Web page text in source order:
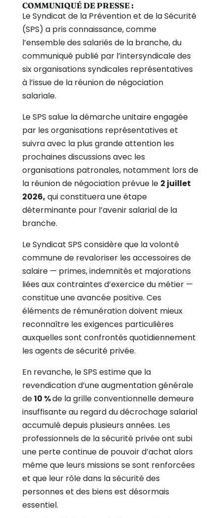
COMMUNIQUÉ DE PRESSE :
Le Syndicat de la Prévention et de la Sécurité
(SPS) a pris connaissance, comme
l’ensemble des salariés de la branche, du
communiqué publié par l’intersyndicale des
six organisations syndicales représentatives
à l’issue de la réunion de négociation
salariale.
Le SPS salue la démarche unitaire engagée
par les organisations représentatives et
suivra avec la plus grande attention les
prochaines discussions avec les
organisations patronales, notamment lors de
la réunion de négociation prévue le 2 juillet
2026, qui constituera une étape
déterminante pour l’avenir salarial de la
branche.
Le Syndicat SPS considère que la volonté
commune de revaloriser les accessoires de
salaire — primes, indemnités et majorations
liées aux contraintes d’exercice du métier —
constitue une avancée positive. Ces
éléments de rémunération doivent mieux
reconnaître les exigences particulières
auxquelles sont confrontés quotidiennement
les agents de sécurité privée.
En revanche, le SPS estime que la
revendication d’une augmentation générale
de10 %de la grille conventionnelle demeure
insuffisante au regard du décrochage salarial
accumulé depuis plusieurs années. Les
professionnels de la sécurité privée ont subi
une perte continue de pouvoir d’achat alors
même que leurs missions se sont renforcées
et que leur rôle dans la sécurité des
personnes et des biens est désormais
essentiel.